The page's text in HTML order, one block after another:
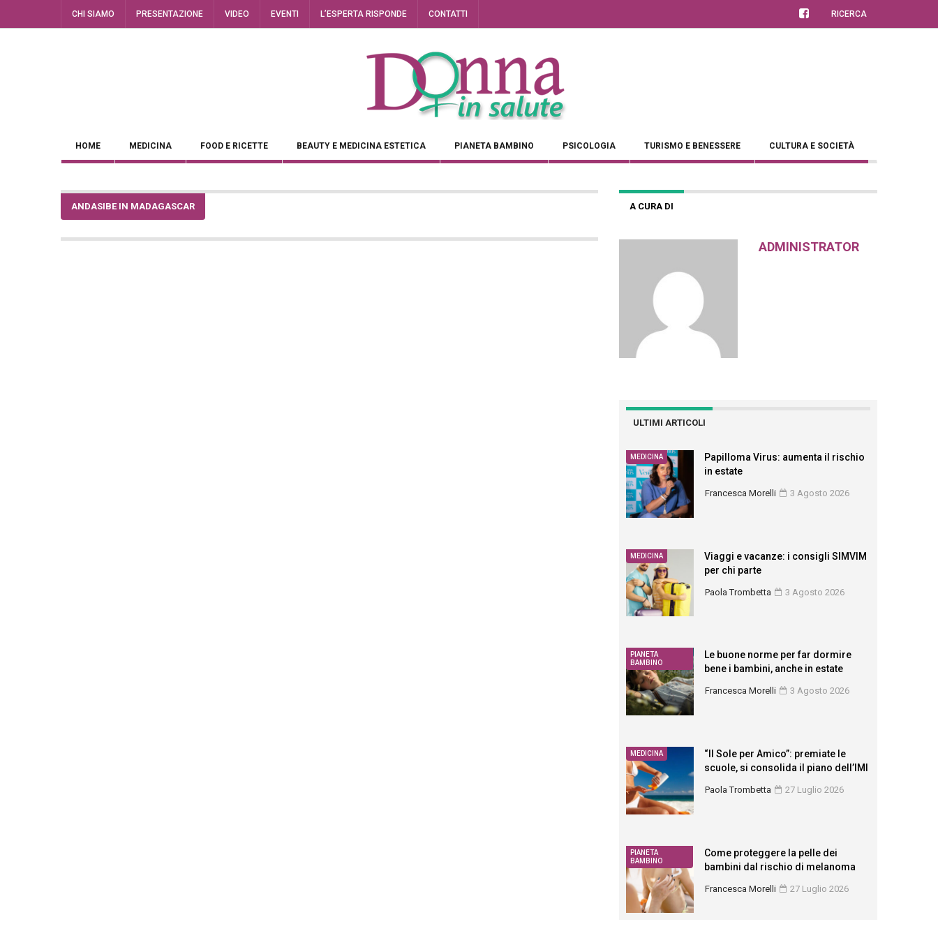
CHI SIAMO PRESENTAZIONE VIDEO EVENTI L’ESPERTA RISPONDE CONTATTI RICERCA
HOME MEDICINA FOOD E RICETTE BEAUTY E MEDICINA ESTETICA PIANETA BAMBINO PSICOLOGIA TURISMO E BENESSERE CULTURA E SOCIETÀ
ANDASIBE IN MADAGASCAR A CURA DI
ADMINISTRATOR
ULTIMI ARTICOLI
MEDICINA
Papilloma Virus: aumenta il rischio
in estate
Francesca Morelli 3 Agosto 2026
MEDICINA
Viaggi e vacanze: i consigli SIMVIM
per chi parte
Paola Trombetta 3 Agosto 2026
PIANETA
BAMBINO
Le buone norme per far dormire
bene i bambini, anche in estate
Francesca Morelli 3 Agosto 2026
MEDICINA
“Il Sole per Amico”: premiate le
scuole, si consolida il piano dell’IMI
Paola Trombetta 27 Luglio 2026
PIANETA
BAMBINO
Come proteggere la pelle dei
bambini dal rischio di melanoma
Francesca Morelli 27 Luglio 2026